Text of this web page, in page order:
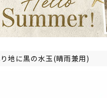
地に黒の水玉(晴雨兼用)